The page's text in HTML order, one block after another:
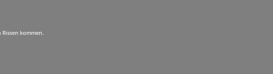
kommen.